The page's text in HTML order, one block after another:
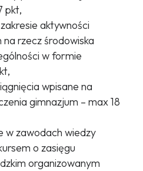
pkt,
aktywności
rzecz środowiska
w formie
wpisane na
gimnazjum – max 18
zawodach wiedzy
o zasięgu
organizowanym